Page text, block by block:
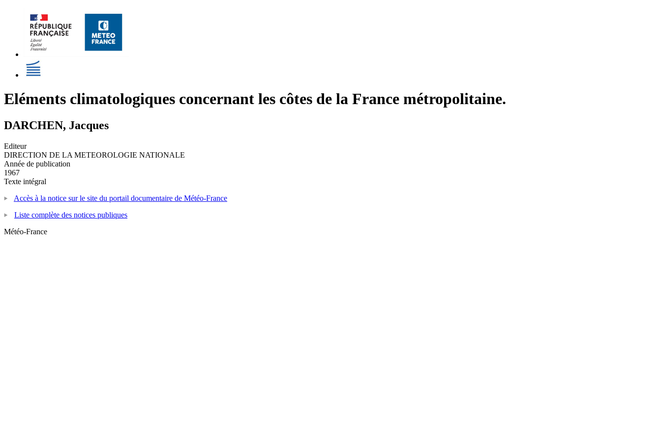
Eléments climatologiques concernant les côtes de la France métropolitaine.
DARCHEN, Jacques
Editeur
DIRECTION DE LA METEOROLOGIE NATIONALE
Année de publication
1967
Texte intégral
Accès à la notice sur le site du portail documentaire de Météo-France
Liste complète des notices publiques
Météo-France